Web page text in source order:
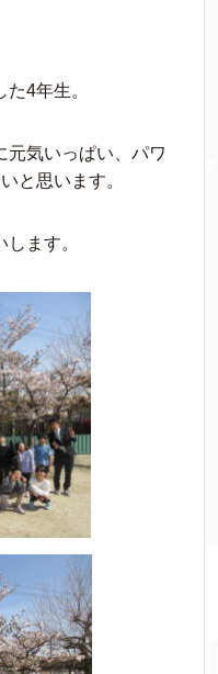
4年生。
元気いっぱい、パワ
と思います。
ます。